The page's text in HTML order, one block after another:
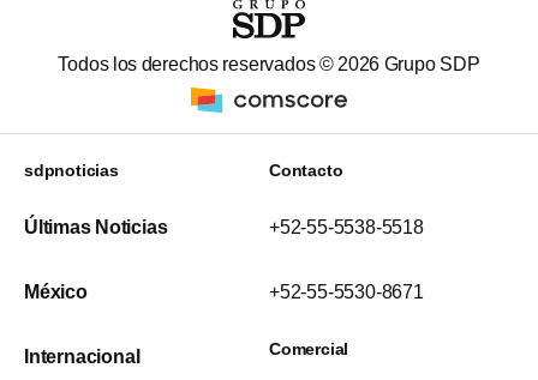
Todos los derechos reservados ©2026 Grupo SDP
sdpnoticias
Últimas Noticias
México
Internacional
Contacto
+52-55-5538-5518
+52-55-5530-8671
Comercial